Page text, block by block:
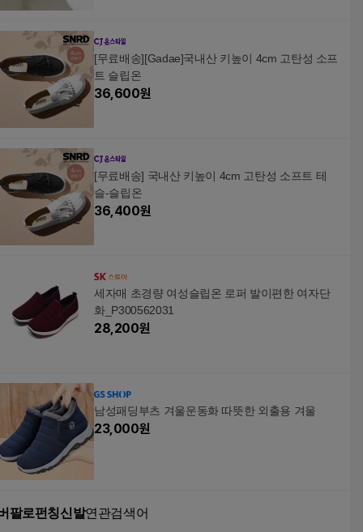
[무료배송][Gadae]국내산 키높이 4cm 고탄성 소프
트 슬립온
36,600원
[무료배송] 국내산 키높이 4cm 고탄성 소프트 테
슬-슬립온
36,400원
세자매 초경량 여성슬립온 로퍼 발이편한 여자단
화_P300562031
28,200원
남성패딩부츠 겨울운동화 따뜻한 외출용 겨울
23,000원
팔로펀칭신발연관검색어